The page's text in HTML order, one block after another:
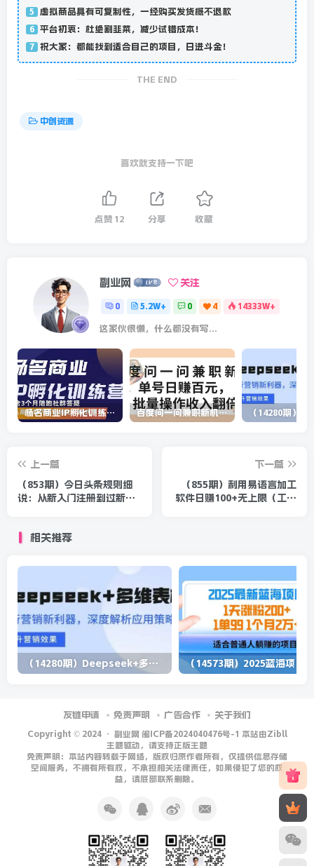
5 虚拟商品具有可复制性，一经购买发货概不退款
6 平台初衷：杜绝割韭菜，减少试错成本！
7 祝大家：都能找到适合自己的项目，日进斗金！
THE END
中创资源
喜欢就支持一下吧
点赞 12 分享 收藏
副业网 关注
0 5.2W+ 0 4 14333W+
这家伙很懒，什么都没有写...
杨名商业IP孵化训练营，从商业到内容到转化一站式学 价值5980元 百度问一问兼职新机遇，单号日赚百元，批量操作收入翻倍
上一篇
（853期）今日头条规则细
说：从新入门注册到过新手
下一篇
（855期）利用易语言加工
软件日赚100+无上限（工具
相关推荐
（14280期）Deepseek+多维表格，银行营销新利器，深度解析应用策略，提升营销效果
友链申请 免责声明 广告合作 关于我们
Copyright © 2024 · 副业网 闽ICP备2024040476号-1 本站由Zibll
主题驱动，请支持正版主题
免责声明：本站内容转载于网络，版权归原作者所有，仅提供信息存储
空间服务，不拥有所有权，不承担相关法律责任，如果侵犯了您的权
益，请底部联系删除。